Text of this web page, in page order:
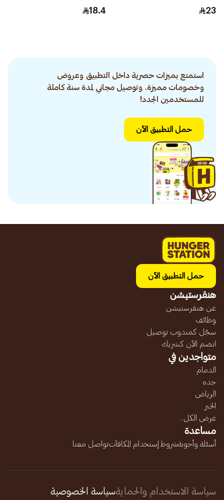
23
18.4
استمتع بميزات حصرية داخل التطبيق وعروض
وخصومات مميزة. وتوصيل مجاني لمدة سنة كاملة
للمستخدمين الجدد!
حمل التطبيق الآن
حمل التطبيق الآن
هنقرستيشن
عن هنقرستيشن
وظائف
سجّل كمندوب توصيل
انضم الآن كشريك
متواجدين في
الدمام
جده
الرياض
الخبر
عرض الكل...
مساعدة
أسئلة وأجوبةشروط إستخدام المكافآتتواصل معنا
سياسة الاستخدام والحمايةسياسة الخصوصية